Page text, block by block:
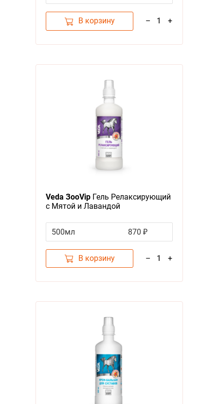
В корзину – 1 +
Veda ЗооVipГель Релаксирующий
с Мятой и Лавандой
500мл 870 ₽
В корзину – 1 +